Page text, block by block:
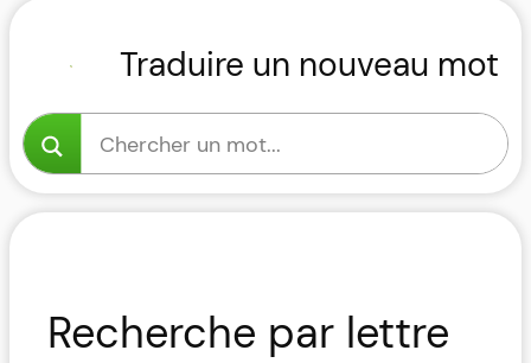
Traduire un nouveau mot
Recherche par lettre